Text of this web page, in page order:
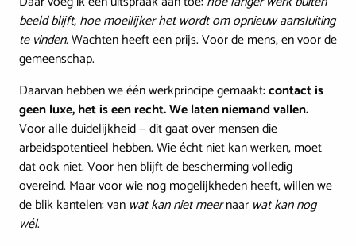
beeld blijft, hoe moeilijker het wordt om opnieuw aansluiting
te vinden.Wachten heeft een prijs. Voor de mens, en voor de
gemeenschap.
Daarvan hebben we één werkprincipe gemaakt:contact is
geen luxe, het is een recht. We laten niemand vallen.
Voor alle duidelijkheid — dit gaat over mensen die
arbeidspotentieel hebben. Wie écht niet kan werken, moet
dat ook niet. Voor hen blijft de bescherming volledig
overeind. Maar voor wie nog mogelijkheden heeft, willen we
de blik kantelen: van wat kan niet meernaar wat kan nog
wél.